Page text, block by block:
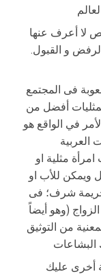
لا أعرف عنها
و القبول.
فى المجتمع
أفضل من
في الواقع هو
العربیة
مثلیة او
ویمكن للأب او
جریمة شرف؛ فى
(وهو أیضاً
من التوثیق
البشاعات
أخرى علیك